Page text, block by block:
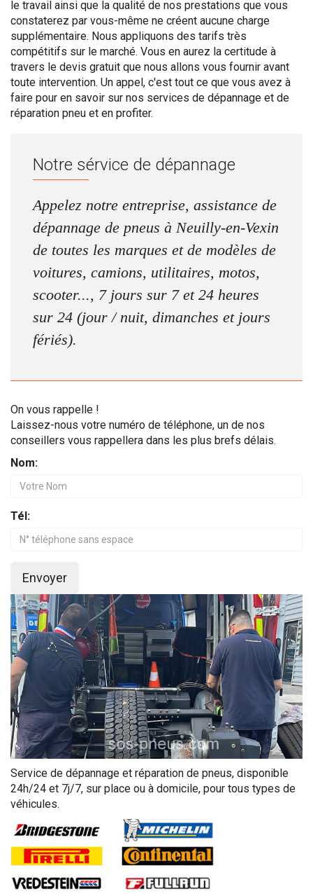
le travail ainsi que la qualité de nos prestations que vous
constaterez par vous-même ne créent aucune charge
supplémentaire. Nous appliquons des tarifs très
compétitifs sur le marché. Vous en aurez la certitude à
travers le devis gratuit que nous allons vous fournir avant
toute intervention. Un appel, c'est tout ce que vous avez à
faire pour en savoir sur nos services de dépannage et de
réparation pneu et en profiter.
Notre sérvice de dépannage
Appelez notre entreprise, assistance de
dépannage de pneus à Neuilly-en-Vexin
de toutes les marques et de modèles de
voitures, camions, utilitaires, motos,
scooter..., 7 jours sur 7 et 24 heures
sur 24 (jour / nuit, dimanches et jours
fériés).
On vous rappelle !
Laissez-nous votre numéro de téléphone, un de nos
conseillers vous rappellera dans les plus brefs délais.
Nom:
Tél:
Envoyer
Service de dépannage et réparation de pneus, disponible
24h/24 et 7j/7, sur place ou à domicile, pour tous types de
véhicules.